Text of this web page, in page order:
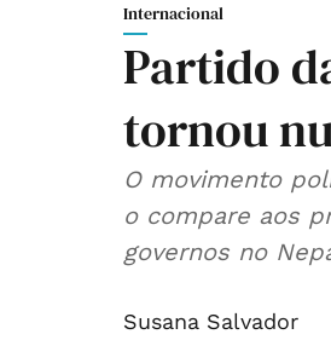
Internacional
Partido
tornou
O movimento
o compare aos
governos no
Susana Salvador